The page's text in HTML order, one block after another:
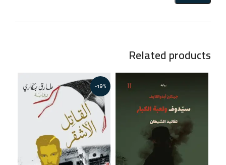
Related products
-19%